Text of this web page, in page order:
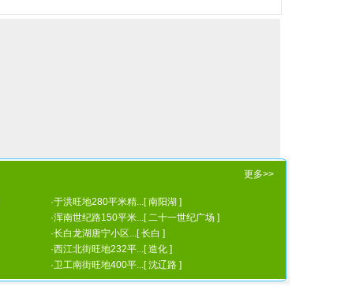
更多>>
·于洪旺地280平米精...[ 南阳湖 ]
·浑南世纪路150平米...[ 二十一世纪广场 ]
·长白龙湖唐宁小区...[ 长白 ]
·西江北街旺地232平...[ 造化 ]
·卫工南街旺地400平...[ 沈辽路 ]